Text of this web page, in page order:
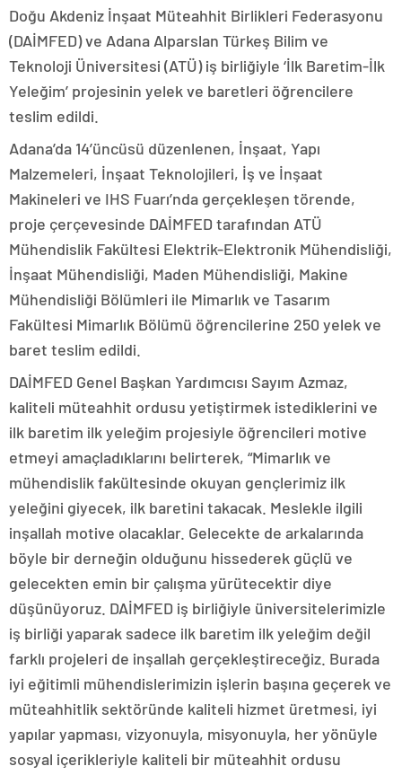
Doğu Akdeniz İnşaat Müteahhit Birlikleri Federasyonu
(DAİMFED) ve Adana Alparslan Türkeş Bilim ve
Teknoloji Üniversitesi (ATÜ) iş birliğiyle ‘İlk Baretim-İlk
Yeleğim’ projesinin yelek ve baretleri öğrencilere
teslim edildi.
Adana’da 14’üncüsü düzenlenen, İnşaat, Yapı
Malzemeleri, İnşaat Teknolojileri, İş ve İnşaat
Makineleri ve IHS Fuarı’nda gerçekleşen törende,
proje çerçevesinde DAİMFED tarafından ATÜ
Mühendislik Fakültesi Elektrik-Elektronik Mühendisliği,
İnşaat Mühendisliği, Maden Mühendisliği, Makine
Mühendisliği Bölümleri ile Mimarlık ve Tasarım
Fakültesi Mimarlık Bölümü öğrencilerine 250 yelek ve
baret teslim edildi.
DAİMFED Genel Başkan Yardımcısı Sayım Azmaz,
kaliteli müteahhit ordusu yetiştirmek istediklerini ve
ilk baretim ilk yeleğim projesiyle öğrencileri motive
etmeyi amaçladıklarını belirterek, “Mimarlık ve
mühendislik fakültesinde okuyan gençlerimiz ilk
yeleğini giyecek, ilk baretini takacak. Meslekle ilgili
inşallah motive olacaklar. Gelecekte de arkalarında
böyle bir derneğin olduğunu hissederek güçlü ve
gelecekten emin bir çalışma yürütecektir diye
düşünüyoruz. DAİMFED iş birliğiyle üniversitelerimizle
iş birliği yaparak sadece ilk baretim ilk yeleğim değil
farklı projeleri de inşallah gerçekleştireceğiz. Burada
iyi eğitimli mühendislerimizin işlerin başına geçerek ve
müteahhitlik sektöründe kaliteli hizmet üretmesi, iyi
yapılar yapması, vizyonuyla, misyonuyla, her yönüyle
sosyal içerikleriyle kaliteli bir müteahhit ordusu